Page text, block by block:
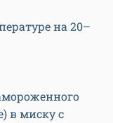
на 20–
в миску с